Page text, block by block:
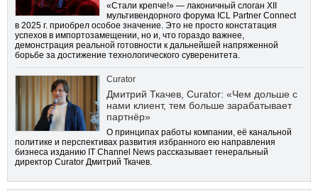
«Стали крепче!» — лаконичный слоган XII
мультивендорного форума ICL Partner Connect
в 2025 г. приобрел особое значение. Это не просто констатация
успехов в импортозамещении, но и, что гораздо важнее,
демонстрация реальной готовности к дальнейшей напряженной
борьбе за достижение технологического суверенитета.
Curator
Дмитрий Ткачев, Curator: «Чем дольше с
нами клиент, тем больше зарабатывает
партнёр»
О принципах работы компании, её канальной
политике и перспективах развития избранного ею направления
бизнеса изданию IT Channel News рассказывает генеральный
директор Curator Дмитрий Ткачев.